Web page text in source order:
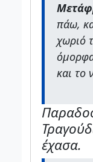
πάω,
χωριό
και το
έχασα.